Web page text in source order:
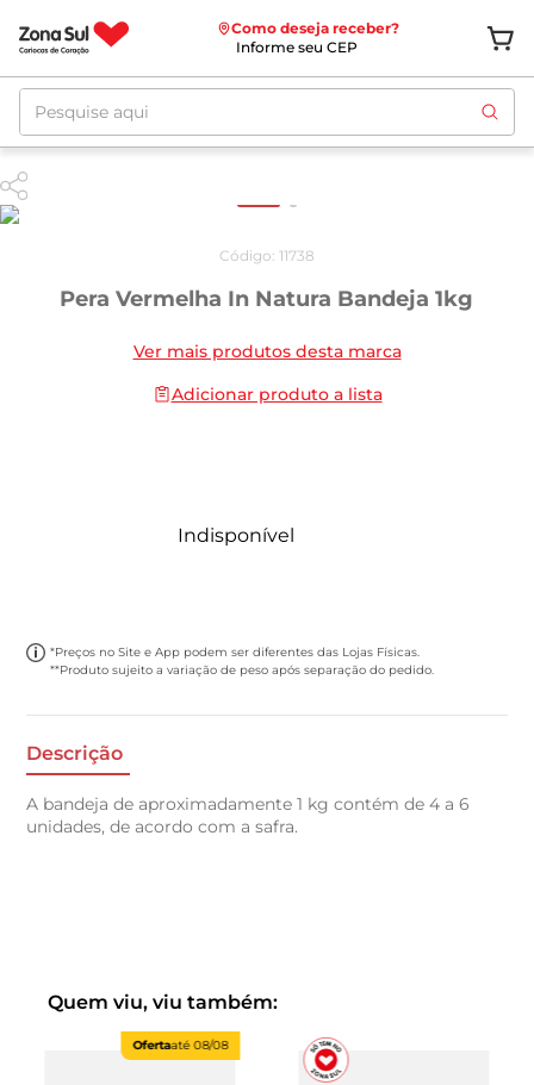
Como deseja receber?
Informe seu CEP
Pesquise aqui
Código: 11738
Pera Vermelha In Natura Bandeja 1kg
Ver mais produtos desta marca
Adicionar produto a lista
Indisponível
*Preços no Site e App podem ser diferentes das Lojas Físicas.
**Produto sujeito a variação de peso após separação do pedido.
Descrição
A bandeja de aproximadamente 1 kg contém de 4 a 6
unidades, de acordo com a safra.
Quem viu, viu também:
Ofertaaté08/08